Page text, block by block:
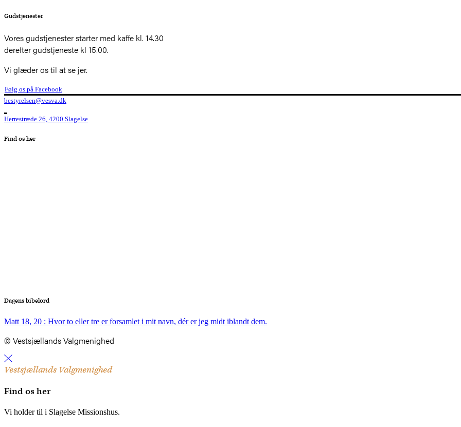
Gudstjenester
Vores gudstjenester starter med kaffe kl. 14.30
derefter gudstjeneste kl 15.00.
Vi glæder os til at se jer.
Følg os på Facebook
bestyrelsen@vesva.dk
Herrestræde 26, 4200 Slagelse
Find os her
Dagens bibelord
Matt 18, 20 : Hvor to eller tre er forsamlet i mit navn, dér er jeg midt iblandt dem.
© Vestsjællands Valgmenighed
Vestsjællands Valgmenighed
Find os her
Vi holder til i Slagelse Missionshus.